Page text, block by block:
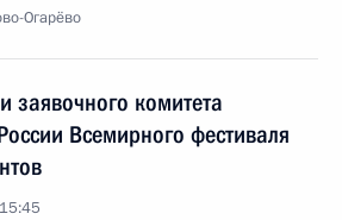
Огарёво
заявочного комитета
Всемирного фестиваля